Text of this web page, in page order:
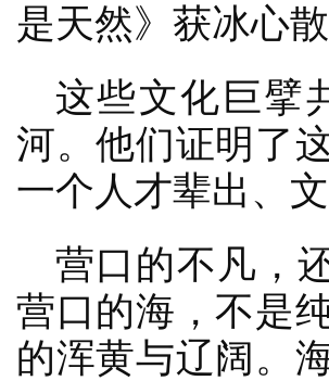
是天然》获冰心
这些文化巨擘
河。他们证明了
一个人才辈出、
营口的不凡，
营口的海，不是
的浑黄与辽阔。